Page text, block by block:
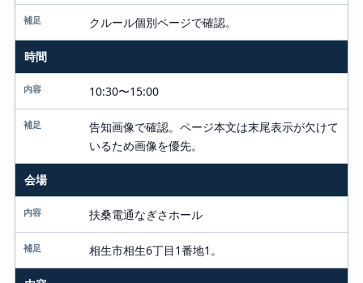
クルール個別ページで確認。
時間
10:30〜15:00
告知画像で確認。ページ本文は末尾表示が欠けて
いるため画像を優先。
会場
扶桑電通なぎさホール
相生市相生6丁目1番地1。